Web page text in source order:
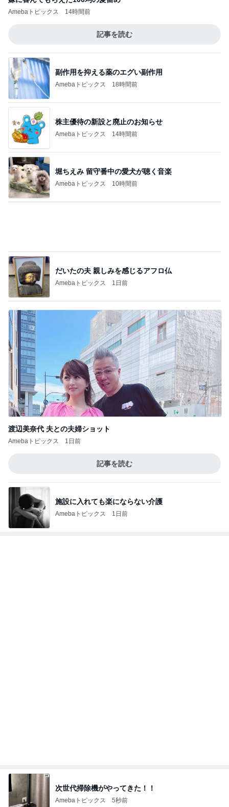
Amebaトピックス 14時間前
記事を読む
副作用を抑える薬のエグい副作用
Amebaトピックス 18時間前
株主優待の新設と廃止のお知らせ
Amebaトピックス 14時間前
堀ちえみ 留守番中の愛犬が聴く音楽
Amebaトピックス 10時間前
だいたの夫 親しみを感じるアフロ仏
Amebaトピックス 1日前
渡辺美奈代 夫との夫婦ショット
Amebaトピックス 1日前
記事を読む
施設に入れても楽にならない介護
Amebaトピックス 1日前
次世代掃除機がやってきた！！
Amebaトピックス 5秒前